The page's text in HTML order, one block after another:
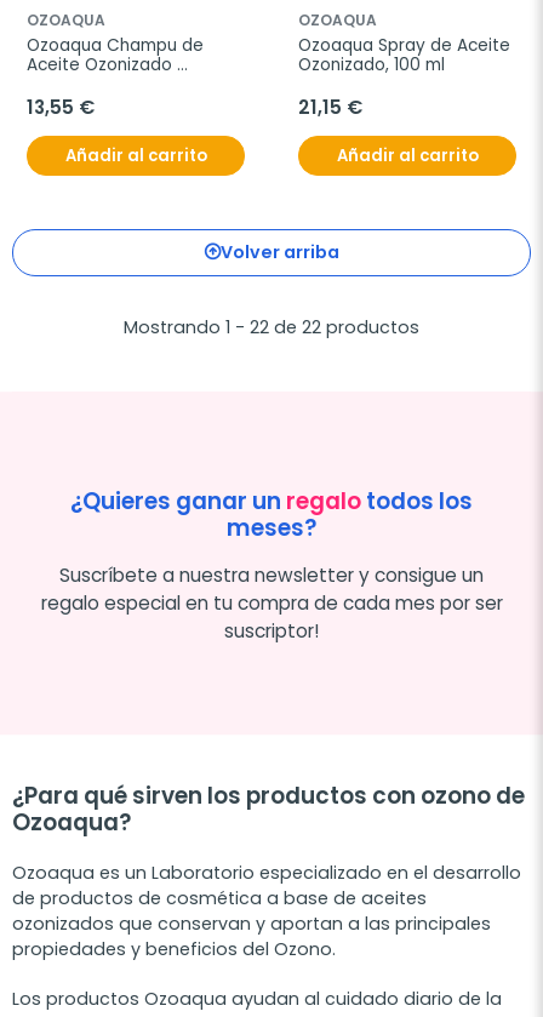
OZOAQUA
Ozoaqua Champu de
Aceite Ozonizado
13,55 €
Añadir al carrito
OZOAQUA
Ozoaqua Spray de Aceite
Ozonizado, 100 ml
21,15 €
Añadir al carrito
Volver arriba
Mostrando 1 - 22 de 22 productos
¿Quieres ganar un regalotodos los
meses?
Suscríbete a nuestra newsletter y consigue un
regalo especial en tu compra de cada mes por ser
suscriptor!
¿Para qué sirven los productos con ozono de
Ozoaqua?
Ozoaqua es un Laboratorio especializado en el desarrollo
de productos de cosmética a base de aceites
ozonizados que conservan y aportan a las principales
propiedades y beneficios del Ozono.
Los productos Ozoaqua ayudan al cuidado diario de la